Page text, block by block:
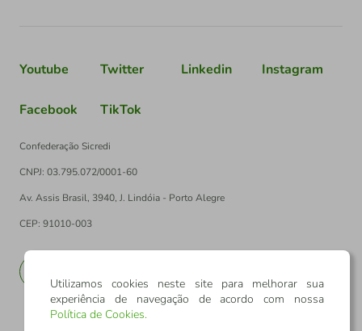
Youtube Twitter Linkedin Instagram
Facebook TikTok
Confederação Sicredi
CNPJ: 03.795.072/0001-60
Av. Assis Brasil, 3940, J. Lindóia - Porto Alegre
CEP: 91010-003
Utilizamos cookies neste site para melhorar sua
experiência de navegação de acordo com nossa
Política de Cookies.